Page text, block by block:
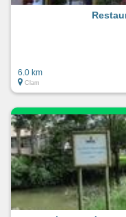
6.0 km
Clam